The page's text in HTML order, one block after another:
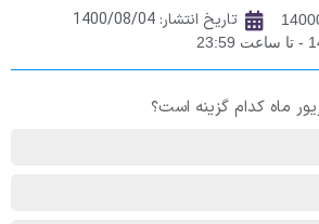
تاریخ انتشار: 1400/08/04
ماه کدام گزینه است؟